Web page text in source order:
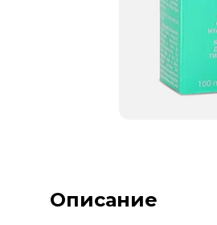
Описание